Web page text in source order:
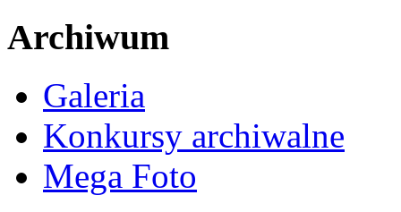
Archiwum
Galeria
Konkursy archiwalne
Mega Foto